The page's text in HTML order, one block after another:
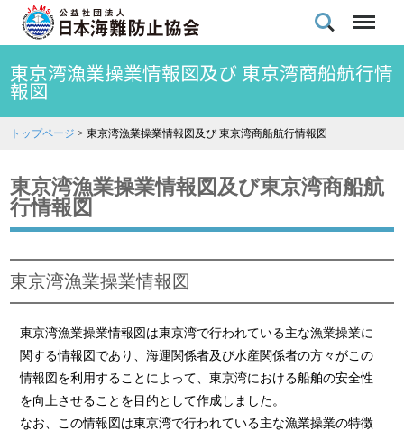
東京湾漁業操業情報図及び 東京湾商船航行情
報図
トップページ >東京湾漁業操業情報図及び 東京湾商船航行情報図
東京湾漁業操業情報図及び東京湾商船航
行情報図
東京湾漁業操業情報図
東京湾漁業操業情報図は東京湾で行われている主な漁業操業に
関する情報図であり、海運関係者及び水産関係者の方々がこの
情報図を利用することによって、東京湾における船舶の安全性
を向上させることを目的として作成しました。
なお、この情報図は東京湾で行われている主な漁業操業の特徴